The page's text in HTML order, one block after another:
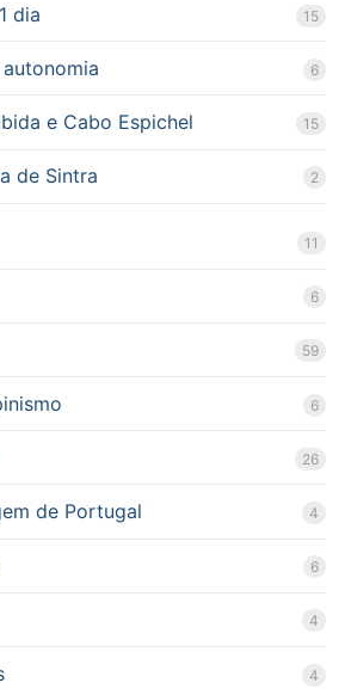
dia 15
6
e Cabo Espichel 15
de Sintra 2
11
6
59
6
26
de Portugal 4
6
4
4